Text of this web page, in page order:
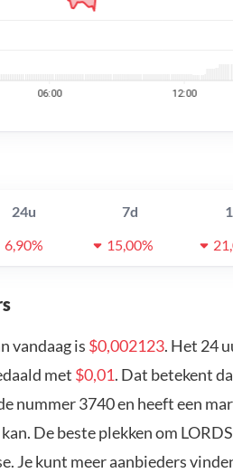
24u 7d
6,90% 15,00%
vandaag is $0,002123. Het 24
met $0,01. Dat betekent
nummer 3740 en heeft een
De beste plekken om
Je kunt meer aanbieders